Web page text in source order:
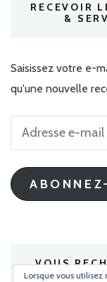
RECEVOIR
&
Saisissez votre e-
qu'une nouvelle
Adresse
mail
VOUS
Lorsque vous utilisez